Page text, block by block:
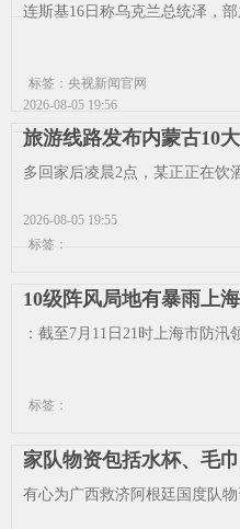
2026-08-05 19:56
2026-08-05 19:55
连斯基16日称乌克兰总统泽，
标签：央视新闻官网
旅游线路发布内蒙古10大
多回家后凌晨2点，某正正在饮
标签：
10级阵风局地有暴雨上
：截至7月11日21时上海市防
标签：
家队物资包括水杯、毛
有心为广西救济阿根廷国度队